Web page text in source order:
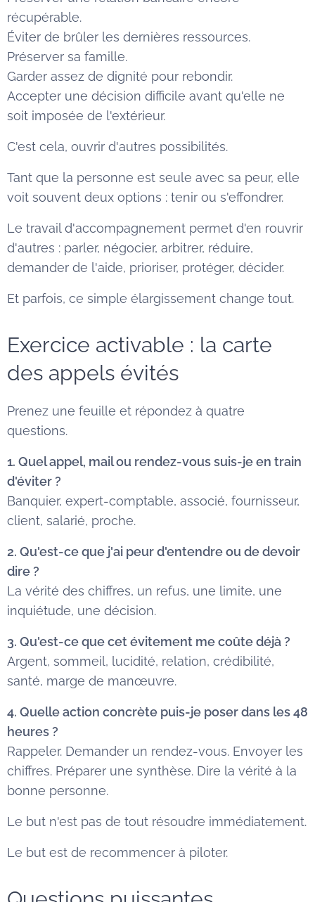
récupérable.
Éviter de brûler les dernières ressources.
Préserver sa famille.
Garder assez de dignité pour rebondir.
Accepter une décision difficile avant qu'elle ne
soit imposée de l'extérieur.
C'est cela, ouvrir d'autres possibilités.
Tant que la personne est seule avec sa peur, elle
voit souvent deux options : tenir ou s'effondrer.
Le travail d'accompagnement permet d'en rouvrir
d'autres : parler, négocier, arbitrer, réduire,
demander de l'aide, prioriser, protéger, décider.
Et parfois, ce simple élargissement change tout.
Exercice activable : la carte
des appels évités
Prenez une feuille et répondez à quatre
questions.
1. Quel appel, mail ou rendez-vous suis-je en train
d'éviter ?
Banquier, expert-comptable, associé, fournisseur,
client, salarié, proche.
2. Qu'est-ce que j'ai peur d'entendre ou de devoir
dire ?
La vérité des chiffres, un refus, une limite, une
inquiétude, une décision.
3. Qu'est-ce que cet évitement me coûte déjà ?
Argent, sommeil, lucidité, relation, crédibilité,
santé, marge de manœuvre.
4. Quelle action concrète puis-je poser dans les 48
heures ?
Rappeler. Demander un rendez-vous. Envoyer les
chiffres. Préparer une synthèse. Dire la vérité à la
bonne personne.
Le but n'est pas de tout résoudre immédiatement.
Le but est de recommencer à piloter.